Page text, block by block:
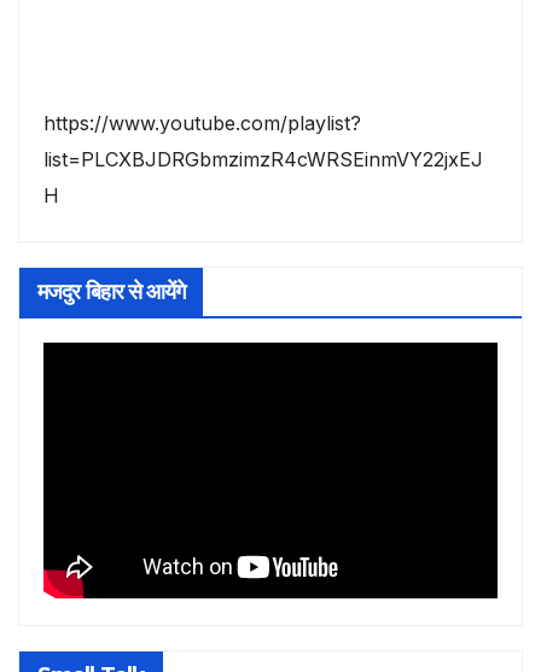
https://www.youtube.com/playlist?
list=PLCXBJDRGbmzimzR4cWRSEinmVY22jxEJ
H
मजदुर बिहार से आयेंगे